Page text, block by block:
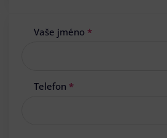
Vaše jméno *
Telefon *